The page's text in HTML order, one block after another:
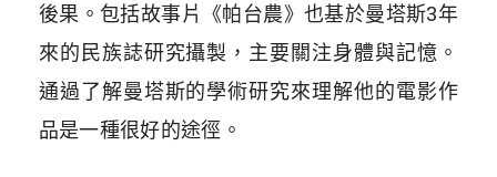
後果。包括故事片《帕台農》也基於曼塔斯3年
來的民族誌研究攝製，主要關注身體與記憶。
通過了解曼塔斯的學術研究來理解他的電影作
品是一種很好的途徑。